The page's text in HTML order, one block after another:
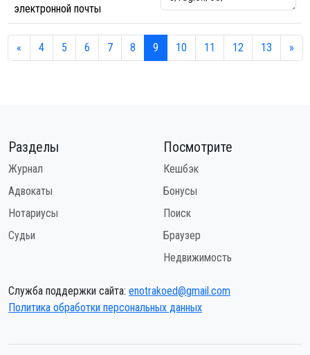
электронной почты
« 4 5 6 7 8 9 10 11 12 13 »
Разделы
Журнал
Адвокаты
Нотариусы
Судьи
Посмотрите
Кешбэк
Бонусы
Поиск
Браузер
Недвижимость
Служба поддержки сайта: enotrakoed@gmail.com
Политика обработки персональных данных